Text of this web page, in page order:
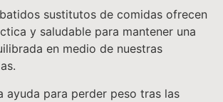
sustitutos de comidas ofrecen
y saludable para mantener una
en medio de nuestras
ayuda para perder peso tras las